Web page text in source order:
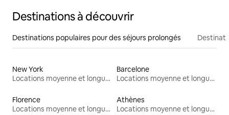
Destinations à découvrir
Destinations populaires pour des séjours prolongés
New York
Locations moyenne et longue durée
Barcelone
Locations moyenne et longue durée
Florence
Locations moyenne et longue durée
Athènes
Locations moyenne et longue durée